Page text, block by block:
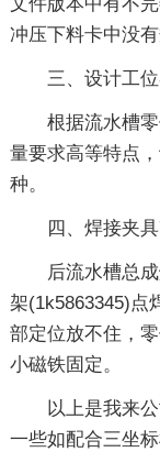
冲压下料卡中没
三、设计工
根据流水槽
量要求高等特点
种。
四、焊接夹
后流水槽总
架(1k5863345)点
部定位放不住，
小磁铁固定。
以上是我来
一些如配合三坐